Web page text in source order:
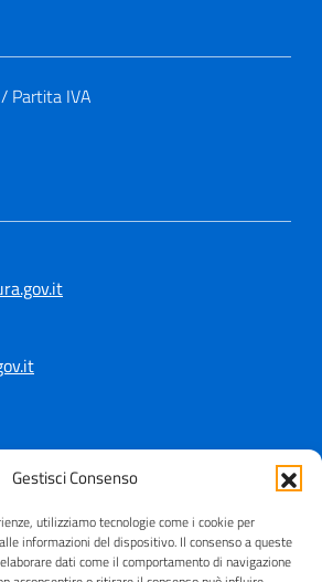
Gestisci Consenso
utilizziamo tecnologie come i cookie per
informazioni del dispositivo. Il consenso a queste
dati come il comportamento di navigazione
Partita IVA
2026